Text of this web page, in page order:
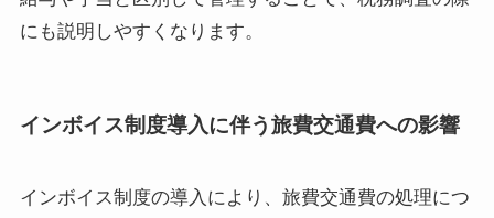
にも説明しやすくなります。
インボイス制度導入に伴う旅費交通費への影響
インボイス制度の導入により、旅費交通費の処理につ